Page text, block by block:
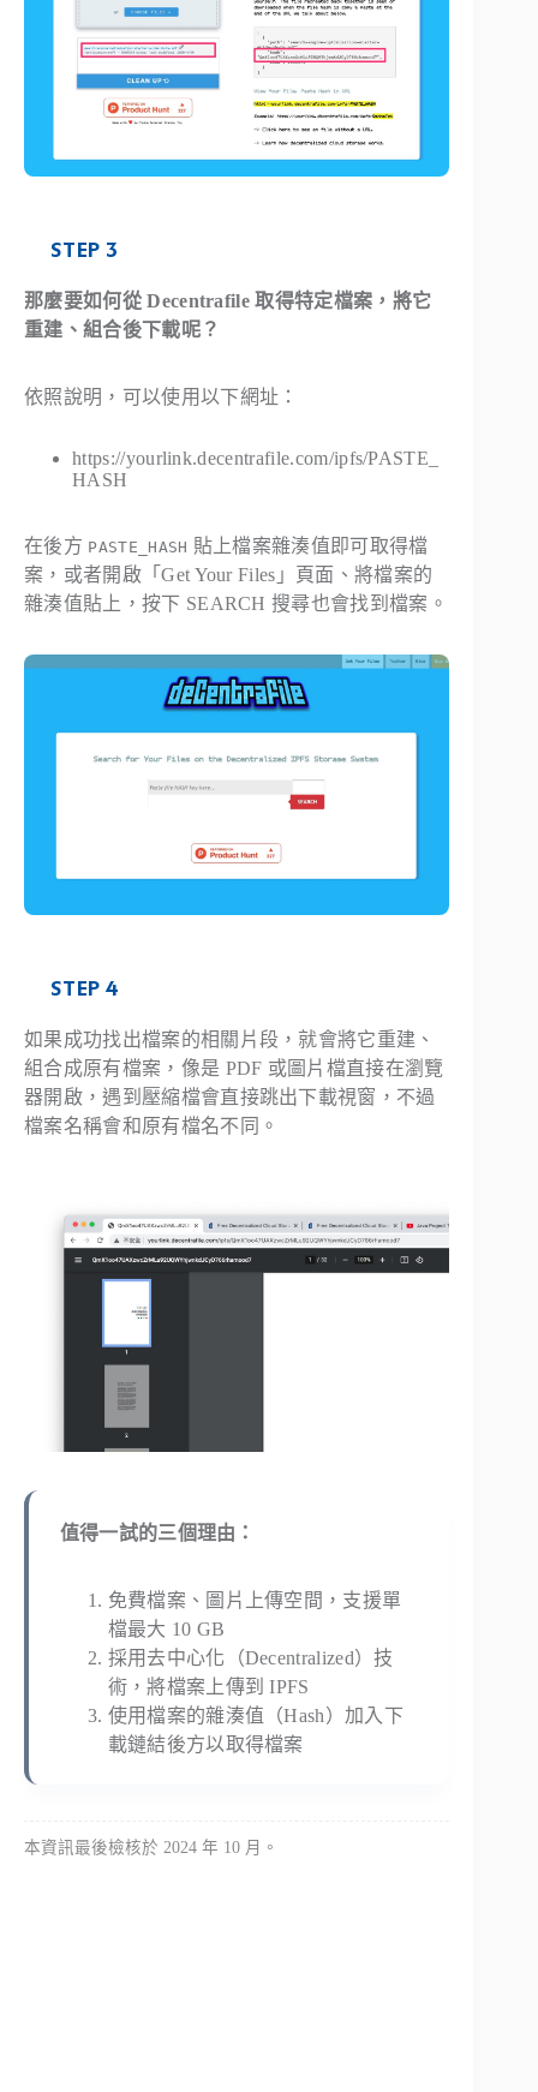
STEP 3
那麼要如何從 Decentrafile 取得特定檔案，將它
重建、組合後下載呢？
依照說明，可以使用以下網址：
https://yourlink.decentrafile.com/ipfs/PASTE_
HASH
在後方 PASTE_HASH 貼上檔案雜湊值即可取得檔
案，或者開啟「Get Your Files」頁面、將檔案的
雜湊值貼上，按下 SEARCH 搜尋也會找到檔案。
STEP 4
如果成功找出檔案的相關片段，就會將它重建、
組合成原有檔案，像是 PDF 或圖片檔直接在瀏覽
器開啟，遇到壓縮檔會直接跳出下載視窗，不過
檔案名稱會和原有檔名不同。
值得一試的三個理由：
免費檔案、圖片上傳空間，支援單
檔最大 10 GB
採用去中心化（Decentralized）技
術，將檔案上傳到 IPFS
使用檔案的雜湊值（Hash）加入下
載鏈結後方以取得檔案
本資訊最後檢核於 2024 年 10 月。